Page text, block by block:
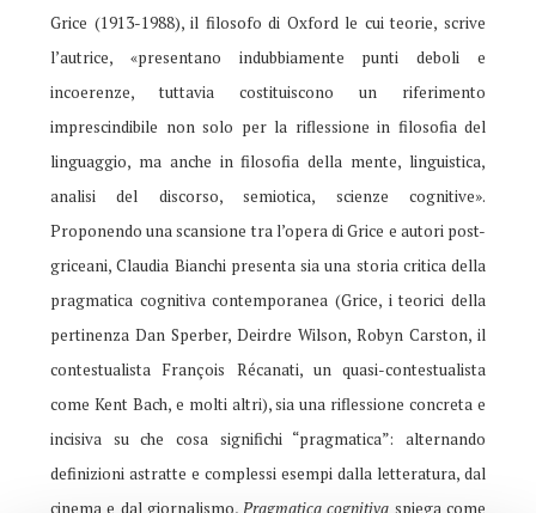
Grice (1913-1988), il filosofo di Oxford le cui teorie, scrive
l’autrice, «presentano indubbiamente punti deboli e
incoerenze, tuttavia costituiscono un riferimento
imprescindibile non solo per la riflessione in filosofia del
linguaggio, ma anche in filosofia della mente, linguistica,
analisi del discorso, semiotica, scienze cognitive».
Proponendo una scansione tra l’opera di Grice e autori post-
griceani, Claudia Bianchi presenta sia una storia critica della
pragmatica cognitiva contemporanea (Grice, i teorici della
pertinenza Dan Sperber, Deirdre Wilson, Robyn Carston, il
contestualista François Récanati, un quasi-contestualista
come Kent Bach, e molti altri), sia una riflessione concreta e
incisiva su che cosa significhi “pragmatica”: alternando
definizioni astratte e complessi esempi dalla letteratura, dal
cinema e dal giornalismo, Pragmatica cognitiva spiega come